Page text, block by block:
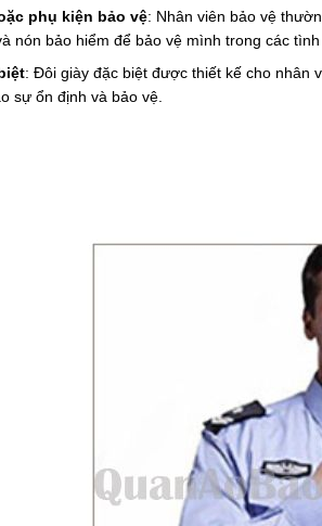
phụ kiện bảo vệ: Nhân viên bảo vệ
nón bảo hiểm để bảo vệ mình trong các tình
: Đôi giày đặc biệt được thiết kế cho nhân
sự ổn định và bảo vệ.